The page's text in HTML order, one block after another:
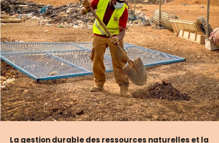
La gestion durable des ressources naturelles et la